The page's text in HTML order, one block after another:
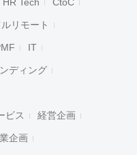
リモート
IT
ディング
ビス 経営企画
企画